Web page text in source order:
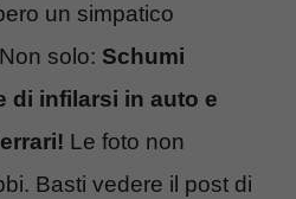
un simpatico
solo: Schumi
di infilarsi in auto e
Le foto non
Basti vedere il post di